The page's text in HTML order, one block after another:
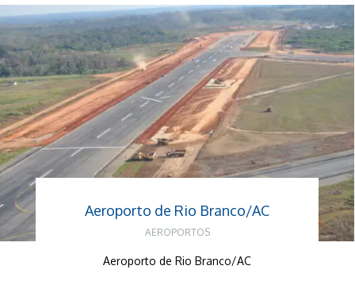
Aeroporto de Rio Branco/AC
AEROPORTOS
Aeroporto de Rio Branco/AC